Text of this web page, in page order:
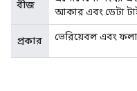
বীজ
আকার এবং ডেটা
প্রকার ভেরিয়েবল এবং